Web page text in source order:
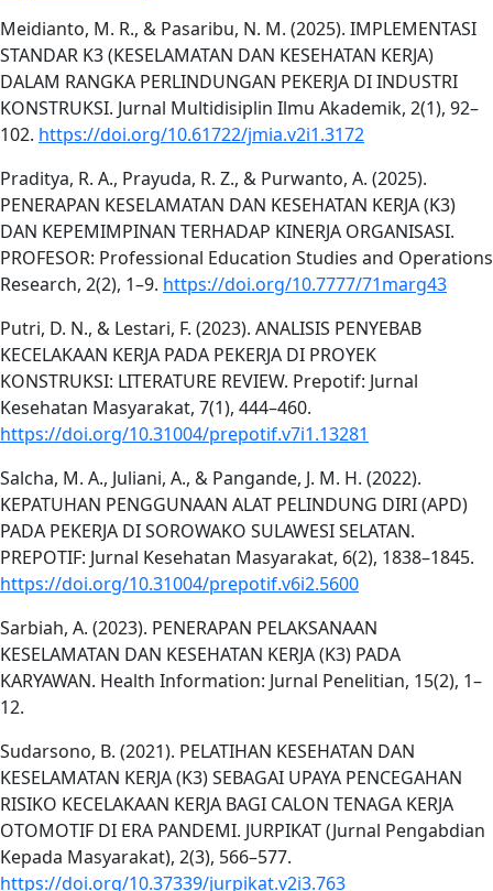
Meidianto, M. R., & Pasaribu, N. M. (2025). IMPLEMENTASI
STANDAR K3 (KESELAMATAN DAN KESEHATAN KERJA)
DALAM RANGKA PERLINDUNGAN PEKERJA DI INDUSTRI
KONSTRUKSI. Jurnal Multidisiplin Ilmu Akademik, 2(1), 92–
102. https://doi.org/10.61722/jmia.v2i1.3172
Praditya, R. A., Prayuda, R. Z., & Purwanto, A. (2025).
PENERAPAN KESELAMATAN DAN KESEHATAN KERJA (K3)
DAN KEPEMIMPINAN TERHADAP KINERJA ORGANISASI.
PROFESOR: Professional Education Studies and Operations
Research, 2(2), 1–9. https://doi.org/10.7777/71marg43
Putri, D. N., & Lestari, F. (2023). ANALISIS PENYEBAB
KECELAKAAN KERJA PADA PEKERJA DI PROYEK
KONSTRUKSI: LITERATURE REVIEW. Prepotif: Jurnal
Kesehatan Masyarakat, 7(1), 444–460.
https://doi.org/10.31004/prepotif.v7i1.13281
Salcha, M. A., Juliani, A., & Pangande, J. M. H. (2022).
KEPATUHAN PENGGUNAAN ALAT PELINDUNG DIRI (APD)
PADA PEKERJA DI SOROWAKO SULAWESI SELATAN.
PREPOTIF: Jurnal Kesehatan Masyarakat, 6(2), 1838–1845.
https://doi.org/10.31004/prepotif.v6i2.5600
Sarbiah, A. (2023). PENERAPAN PELAKSANAAN
KESELAMATAN DAN KESEHATAN KERJA (K3) PADA
KARYAWAN. Health Information: Jurnal Penelitian, 15(2), 1–
12.
Sudarsono, B. (2021). PELATIHAN KESEHATAN DAN
KESELAMATAN KERJA (K3) SEBAGAI UPAYA PENCEGAHAN
RISIKO KECELAKAAN KERJA BAGI CALON TENAGA KERJA
OTOMOTIF DI ERA PANDEMI. JURPIKAT (Jurnal Pengabdian
Kepada Masyarakat), 2(3), 566–577.
https://doi.org/10.37339/jurpikat.v2i3.763